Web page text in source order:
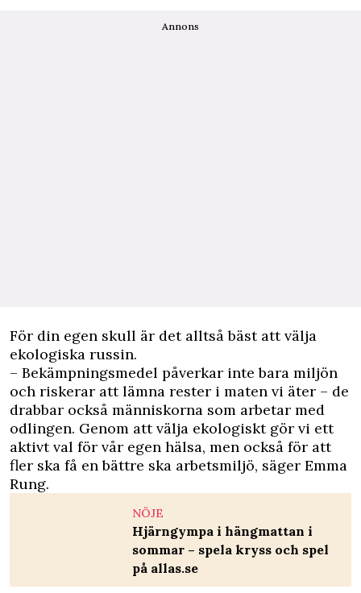
Annons
För din egen skull är det alltså bäst att välja
ekologiska russin.
– Bekämpningsmedel påverkar inte bara miljön
och riskerar att lämna rester i maten vi äter – de
drabbar också människorna som arbetar med
odlingen. Genom att välja ekologiskt gör vi ett
aktivt val för vår egen hälsa, men också för att
fler ska få en bättre ska arbetsmiljö, säger Emma
Rung.
NÖJE
Hjärngympa i hängmattan i
sommar – spela kryss och spel
på allas.se